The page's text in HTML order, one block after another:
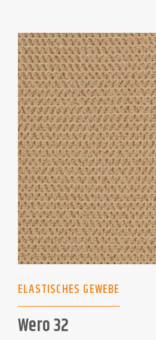
ELASTISCHES GEWEBE
Wero 32